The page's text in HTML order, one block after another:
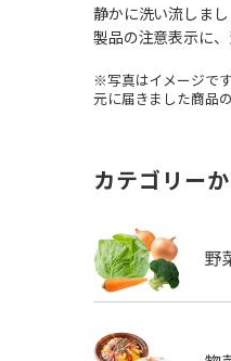
静かに洗い流しまし
製品の注意表示に
※写真はイメージで
元に届きました商品
カテゴリー